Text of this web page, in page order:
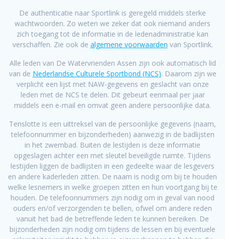
De authenticatie naar Sportlink is geregeld middels sterke
wachtwoorden. Zo weten we zeker dat ook niemand anders
zich toegang tot de informatie in de ledenadministratie kan
verschaffen. Zie ook de algemene voorwaarden van Sportlink.
Alle leden van De Watervrienden Assen zijn ook automatisch lid
van de Nederlandse Culturele Sportbond (NCS). Daarom zijn we
verplicht een lijst met NAW-gegevens en geslacht van onze
leden met de NCS te delen. Dit gebeurt eenmaal per jaar
middels een e-mail en omvat geen andere persoonlijke data.
Tenslotte is een uittreksel van de persoonlijke gegevens (naam,
telefoonnummer en bijzonderheden) aanwezig in de badlijsten
in het zwembad. Buiten de lestijden is deze informatie
opgeslagen achter een met sleutel beveiligde ruimte. Tijdens
lestijden liggen de badlijsten in een gedeelte waar de lesgevers
en andere kaderleden zitten. De naam is nodig om bij te houden
welke lesnemers in welke groepen zitten en hun voortgang bij te
houden. De telefoonnummers zijn nodig om in geval van nood
ouders en/of verzorgenden te bellen, ofwel om andere reden
vanuit het bad de betreffende leden te kunnen bereiken. De
bijzonderheden zijn nodig om tijdens de lessen en bij eventuele